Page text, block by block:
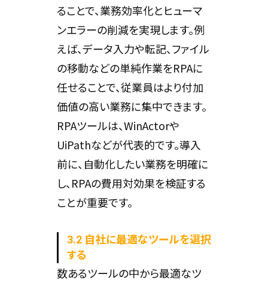
ることで、業務効率化とヒューマ
ンエラーの削減を実現します。例
えば、データ入力や転記、ファイル
の移動などの単純作業をRPAに
任せることで、従業員はより付加
価値の高い業務に集中できます。
RPAツールは、WinActorや
UiPathなどが代表的です。導入
前に、自動化したい業務を明確に
し、RPAの費用対効果を検証する
ことが重要です。
3.2 自社に最適なツールを選択
する
数あるツールの中から最適なツ